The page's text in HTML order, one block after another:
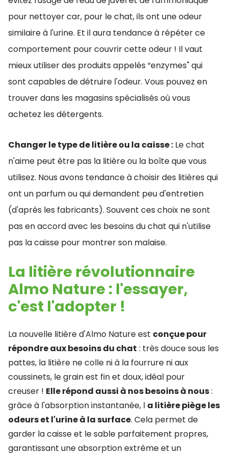
pour nettoyer car, pour le chat, ils ont une odeur
similaire à l'urine. Et il aura tendance à répéter ce
comportement pour couvrir cette odeur ! Il vaut
mieux utiliser des produits appelés “enzymes" qui
sont capables de détruire l'odeur. Vous pouvez en
trouver dans les magasins spécialisés où vous
achetez les détergents.
Changer le type de litière ou la caisse : Le chat
n'aime peut être pas la litière ou la boîte que vous
utilisez. Nous avons tendance à choisir des litières qui
ont un parfum ou qui demandent peu d'entretien
(d'après les fabricants). Souvent ces choix ne sont
pas en accord avec les besoins du chat qui n'utilise
pas la caisse pour montrer son malaise.
La litière révolutionnaire
Almo Nature : l'essayer,
c'est l'adopter !
La nouvelle litière d'Almo Nature est conçue pour
répondre aux besoins du chat : très douce sous les
pattes, la litière ne colle ni à la fourrure ni aux
coussinets, le grain est fin et doux, idéal pour
creuser ! Elle répond aussi à nos besoins à nous:
grâce à l'absorption instantanée, l a litière piège les
odeurs et l'urine à la surface. Cela permet de
garder la caisse et le sable parfaitement propres,
garantissant une absorption extrême et un